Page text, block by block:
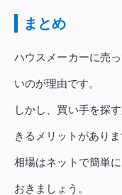
まとめ
ハウスメーカーに売
いのが理由です。
しかし、買い手を探
きるメリットがありま
相場はネットで簡単
おきましょう。